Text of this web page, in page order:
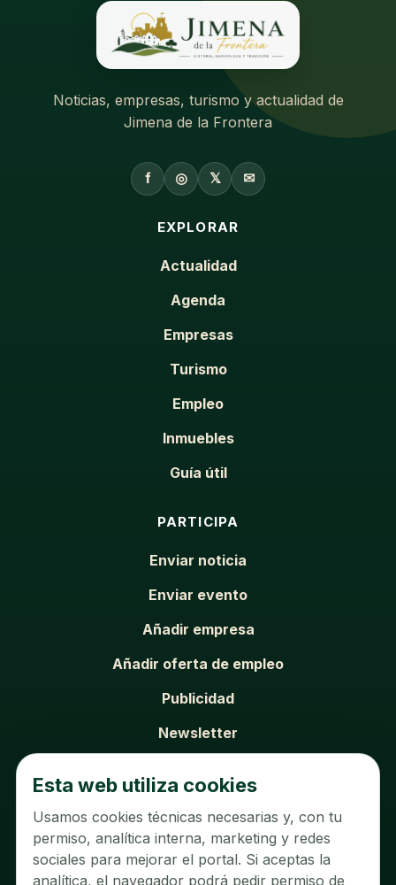
Noticias, empresas, turismo y actualidad de
Jimena de la Frontera
f ◎ 𝕏 ✉
EXPLORAR
Actualidad
Agenda
Empresas
Turismo
Empleo
Inmuebles
Guía útil
PARTICIPA
Enviar noticia
Enviar evento
Añadir empresa
Añadir oferta de empleo
Publicidad
Newsletter
SOBRE EL PORTAL
Sobre nosotros
Contacto
Esta web utiliza cookies
Usamos cookies técnicas necesarias y, con tu
permiso, analítica interna, marketing y redes
sociales para mejorar el portal. Si aceptas la
analítica, el navegador podrá pedir permiso de